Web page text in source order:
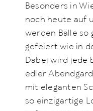
Besonders in
noch heute auf
werden Bälle so
gefeiert wie in
Dabei wird jede
edler
mit eleganten
so einzigartige